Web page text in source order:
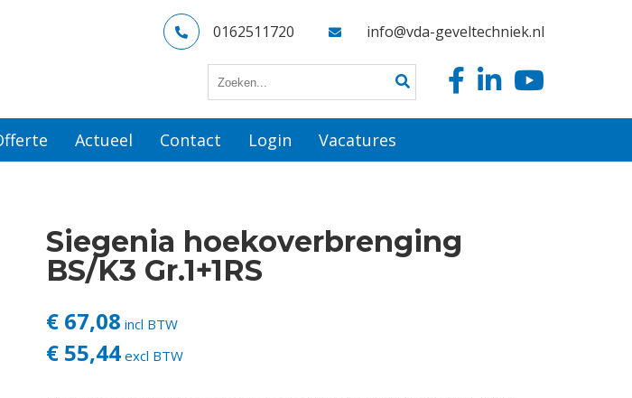
0162511720 info@vda-geveltechniek.nl
Actueel Contact Login Vacatures
Siegenia hoekoverbrenging
BS/K3 Gr.1+1RS
€ 67,08 incl BTW
€ 55,44 excl BTW